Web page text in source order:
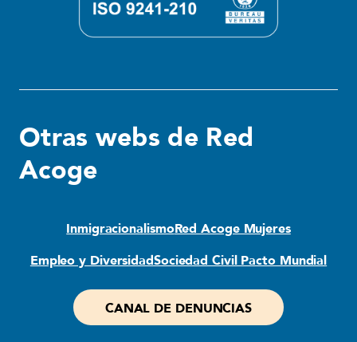
Otras webs de Red
Acoge
InmigracionalismoRed Acoge Mujeres
Empleo y DiversidadSociedad Civil Pacto Mundial
CANAL DE DENUNCIAS